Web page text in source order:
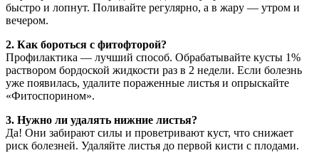
быстро и лопнут. Поливайте регулярно, а в жару — утром и
вечером.
2. Как бороться с фитофторой?
Профилактика — лучший способ. Обрабатывайте кусты 1%
раствором бордоской жидкости раз в 2 недели. Если болезнь
уже появилась, удалите пораженные листья и опрыскайте
«Фитоспорином».
3. Нужно ли удалять нижние листья?
Да! Они забирают силы и проветривают куст, что снижает
риск болезней. Удаляйте листья до первой кисти с плодами.